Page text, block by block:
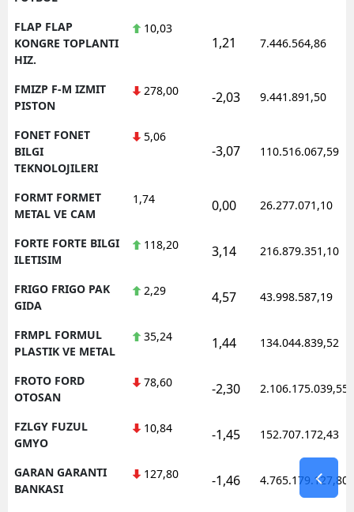
FLAP FLAP
KONGRE TOPLANTI
HIZ.
10,03
1,21 7.446.564,86
FMIZP F-M IZMIT
PISTON
278,00 -2,03 9.441.891,50
FONET FONET
BILGI
TEKNOLOJILERI
5,06
-3,07 110.516.067,59
FORMT FORMET
METAL VE CAM
1,74 0,00 26.277.071,10
FORTE FORTE BILGI
ILETISIM
118,20 3,14 216.879.351,10
FRIGO FRIGO PAK
GIDA
2,29 4,57 43.998.587,19
FRMPL FORMUL
PLASTIK VE METAL
35,24 1,44 134.044.839,52
FROTO FORD
OTOSAN
78,60 -2,30 2.106.175.039,55
FZLGY FUZUL
GMYO
10,84 -1,45 152.707.172,43
GARAN GARANTI
BANKASI
127,80 -1,46 4.765.179.127,80